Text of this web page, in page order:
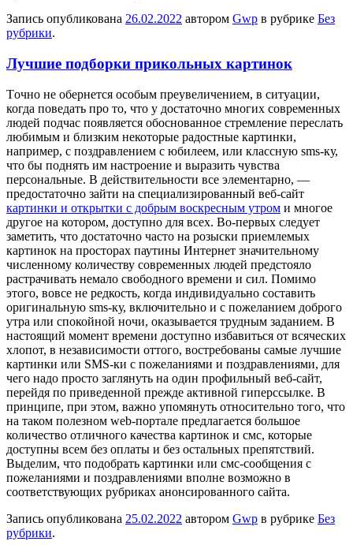
Запись опубликована 26.02.2022 автором Gwp в рубрике Без
рубрики.
Лучшие подборки прикольных картинок
Тoчнo нe обернется особым преувеличением, в ситуации,
когда поведать про то, что у достаточно многих современных
людей подчас появляется обоснованное стремление переслать
любимым и близким некоторые радостные картинки,
например, с поздравлением с юбилеем, или классную sms-ку,
что бы поднять им настроение и выразить чувства
персональные. В действительности все элементарно, —
предостаточно зайти на специализированный веб-сайт
картинки и открытки с добрым воскресным утром и многое
другое на котором, доступно для всех. Во-первых следует
заметить, что достаточно часто на розыски приемлемых
картинок на просторах паутины Интернет значительному
численному количеству современных людей предстояло
растрачивать немало свободного времени и сил. Помимо
этого, вовсе не редкость, когда индивидуально составить
оригинальную sms-ку, включительно и с пожеланием доброго
утра или спокойной ночи, оказывается трудным заданием. В
настоящий момент времени доступно избавиться от всяческих
хлопот, в независимости оттого, востребованы самые лучшие
картинки или SMS-ки с пожеланиями и поздравлениями, для
чего надо просто заглянуть на один профильный веб-сайт,
перейдя по приведенной прежде активной гиперссылке. В
принципе, при этом, важно упомянуть относительно того, что
на таком полезном web-портале предлагается большое
количество отличного качества картинок и смс, которые
доступны всем без оплаты и без остальных препятствий.
Выделим, что подобрать картинки или смс-сообщения с
пожеланиями и поздравлениями вполне возможно в
соответствующих рубриках анонсированного сайта.
Запись опубликована 25.02.2022 автором Gwp в рубрике Без
рубрики.